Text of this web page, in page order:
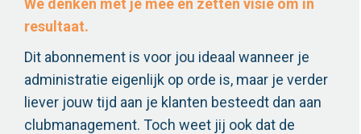
resultaat.
Dit abonnement is voor jou ideaal wanneer je
administratie eigenlijk op orde is, maar je verder
liever jouw tijd aan je klanten besteedt dan aan
clubmanagement. Toch weet jij ook dat de